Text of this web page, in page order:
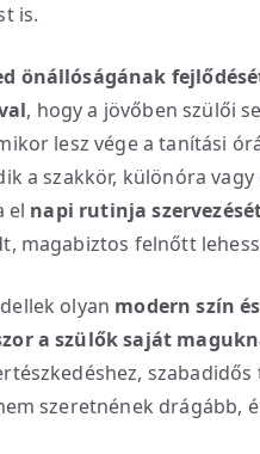
is.
önállóságának
, hogy a jövőben szülői
lesz vége a tanítási
a szakkör, különóra vagy
el napi rutinja
magabiztos felnőtt
olyan modern szín
a szülők saját
szabadidős
szeretnének drágább,